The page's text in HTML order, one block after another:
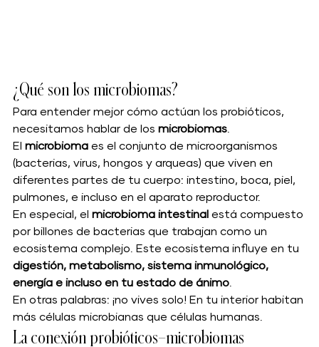
¿Qué son los microbiomas?
Para entender mejor cómo actúan los probióticos,
necesitamos hablar de los microbiomas
El microbioma es el conjunto de microorganismos
(bacterias, virus, hongos y arqueas) que viven en
diferentes partes de tu cuerpo: intestino, boca, piel,
pulmones, e incluso en el aparato reproductor.
En especial, el microbioma intestinal está compuesto
por billones de bacterias que trabajan como un
ecosistema complejo. Este ecosistema influye en tu
digestión, metabolismo, sistema inmunológico,
energía e incluso en tu estado de ánimo
En otras palabras: ¡no vives solo! En tu interior habitan
más células microbianas que células humanas.
La conexión probióticos–microbiomas